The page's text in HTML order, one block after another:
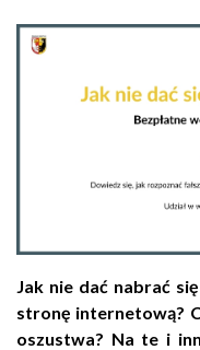
Jak nie dać nabrać
stronę internetową?
oszustwa? Na te i